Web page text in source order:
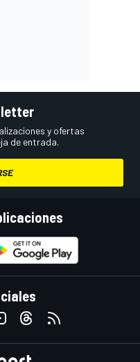
y ofertas
de entrada.